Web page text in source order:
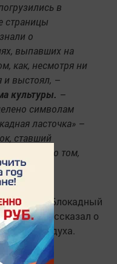
в
страницы
о
выпавших на
как, несмотря ни
и выстоял, –
культуры. –
символам
ласточка» –
ставший
о том,
«Блокадный
форме рассказал о
духа.